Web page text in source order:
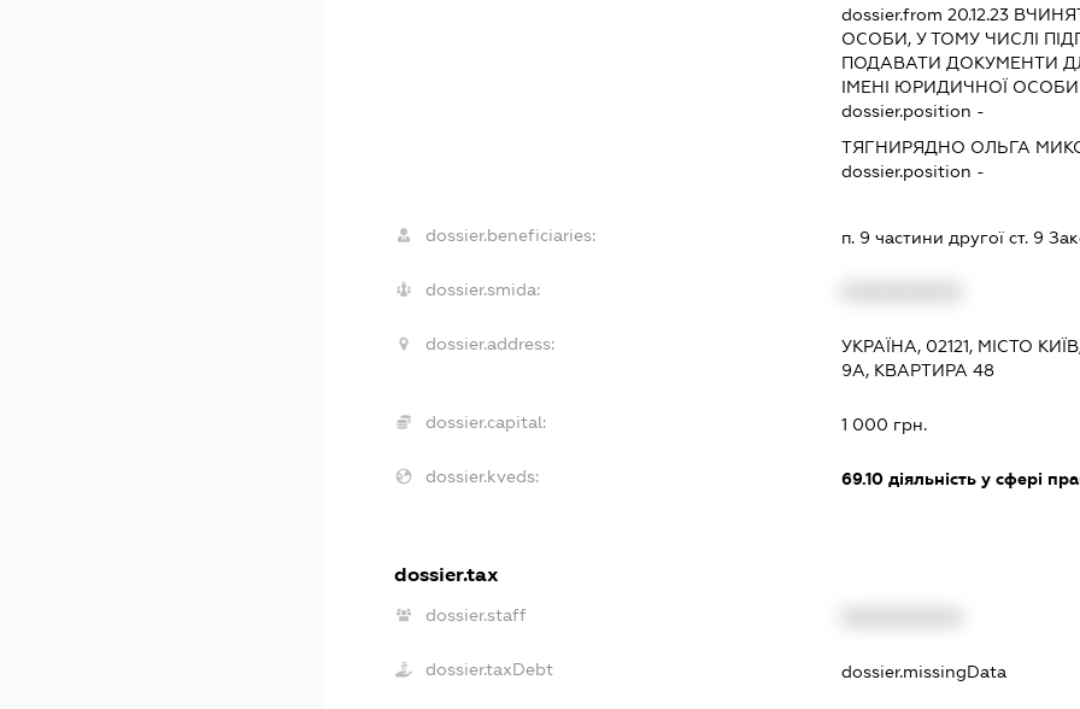
dossier.from 20.12.23
ОСОБИ, У ТОМУ ЧИСЛІ
ПОДАВАТИ ДОКУМЕНТИ
ІМЕНІ ЮРИДИЧНОЇ ОСОБИ
dossier.position -
ТЯГНИРЯДНО ОЛЬГА
dossier.position -
dossier.beneficiaries: п. 9 частини другої ст. 9
dossier.smida:
dossier.address:
УКРАЇНА, 02121, МІСТО
9А, КВАРТИРА 48
dossier.capital: 1 000 грн.
dossier.kveds: 69.10діяльність у сфері
dossier.tax
dossier.staff
dossier.taxDebt dossier.missingData